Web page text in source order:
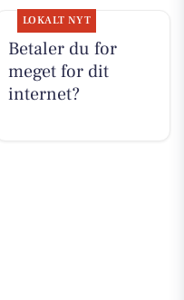
LOKALT NYT
Betaler du for
meget for dit
internet?